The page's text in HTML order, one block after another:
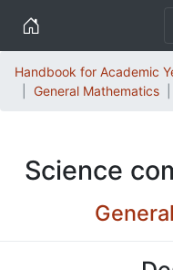
Home
Handbook for Academic
General Mathematics
Science